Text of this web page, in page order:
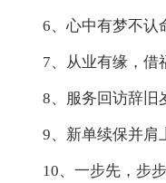
6、心中有梦不认
7、从业有缘，借
8、服务回访辞旧
9、新单续保并肩
10、一步先，步